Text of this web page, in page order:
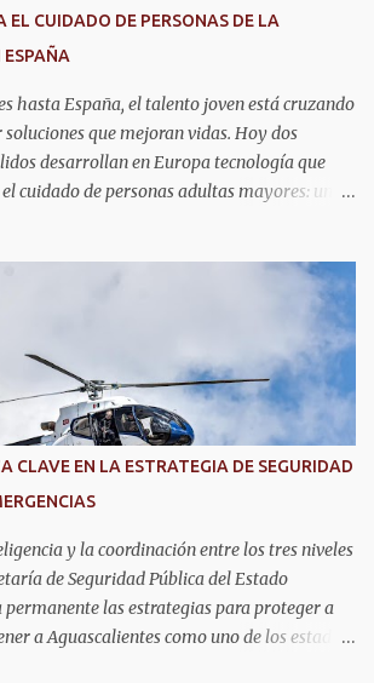
capaces de innovar y competir al más alto
EL CUIDADO DE PERSONAS DE LA
ESPAÑA
hasta España, el talento joven está cruzando
que mejoran vidas. Hoy dos
desarrollan en Europa tecnología que
cuidado de personas adultas mayores: una
(UPA), quienes actualmente realizan
en la Universidad de Alcalá, en España,
un proyecto de innovación tecnológica con
en el desarrollo de un sistema que
inalámbrica y aplicaciones
la actividad dentro del hogar, con el
la vida cotidiana de adultos mayores sin
Mientras Ernesto desarrolla la parte
captar la información dentro de...
CLAVE EN LA ESTRATEGIA DE SEGURIDAD
y la coordinación entre los tres niveles
de Seguridad Pública del Estado
permanente las estrategias para proteger a
a Aguascalientes como uno de los estados